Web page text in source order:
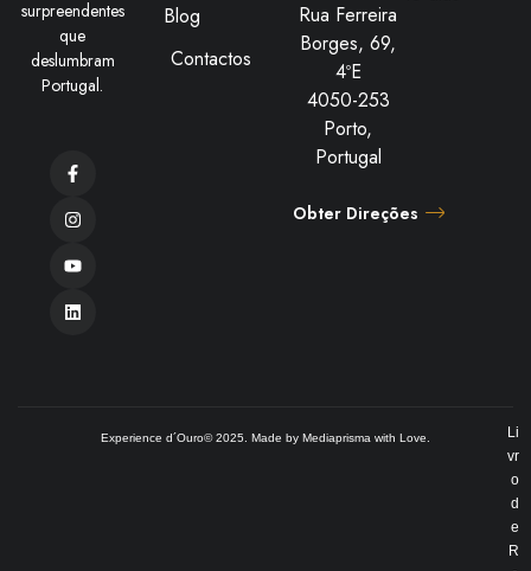
surpreendentes
que
deslumbram
Portugal.
Blog
Contactos
Rua Ferreira
Borges, 69,
4ºE
4050-253
Porto,
Portugal
Obter Direções
Experience d´Ouro© 2025. Made by Mediaprisma with Love.
Li
vr
o
d
e
R